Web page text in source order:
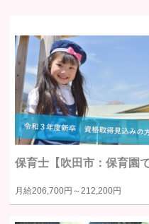
イバシーポリシーを掲示し、当
れるサービス（以下「本サービ
（以下「利用企業等」といいま
（以下「ユーザー」といいます
個人情報の管理に細心の注意を
はありません。
保育士【吹田市：保育園
月給206,700円～212,200円